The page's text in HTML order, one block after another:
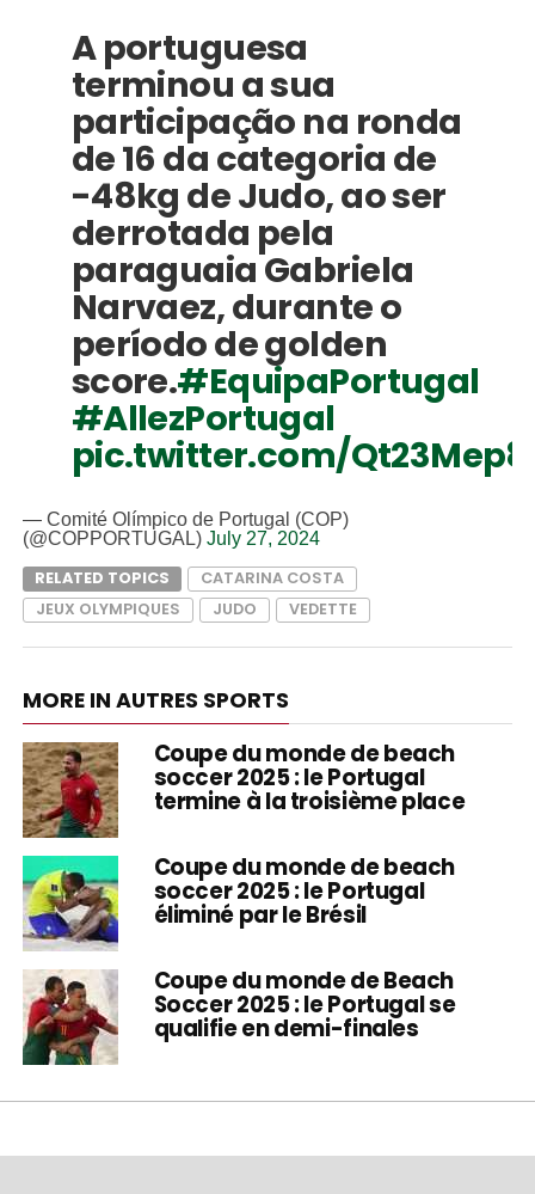
A portuguesa
terminou a sua
participação na ronda
de 16 da categoria de
-48kg de Judo, ao ser
derrotada pela
paraguaia Gabriela
Narvaez, durante o
período de golden
score.#EquipaPortugal
#AllezPortugal
pic.twitter.com/
— Comité Olímpico de Portugal (COP)
(@COPPORTUGAL) July 27, 2024
RELATED TOPICS
CATARINA COSTA
JEUX OLYMPIQUES
JUDO VEDETTE
MORE IN AUTRES SPORTS
Coupe du monde de beach
soccer 2025 : le Portugal
termine à la troisième place
Coupe du monde de beach
soccer 2025 : le Portugal
éliminé par le Brésil
Coupe du monde de Beach
Soccer 2025 : le Portugal se
qualifie en demi-finales